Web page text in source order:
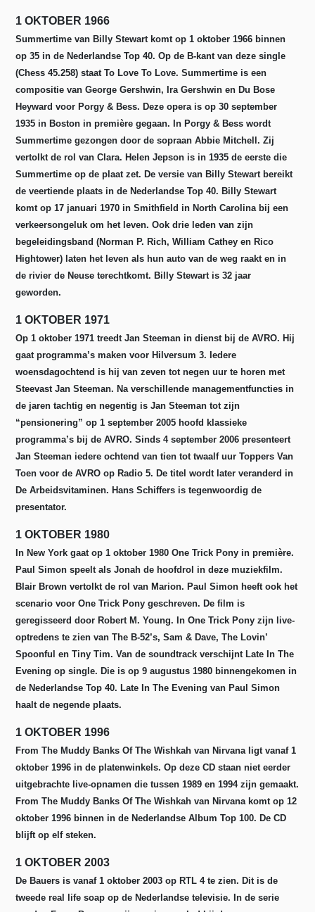
1 OKTOBER 1966
Summertime van Billy Stewart komt op 1 oktober 1966 binnen
op 35 in de Nederlandse Top 40. Op de B-kant van deze single
(Chess 45.258) staat To Love To Love. Summertime is een
compositie van George Gershwin, Ira Gershwin en Du Bose
Heyward voor Porgy & Bess. Deze opera is op 30 september
1935 in Boston in première gegaan. In Porgy & Bess wordt
Summertime gezongen door de sopraan Abbie Mitchell. Zij
vertolkt de rol van Clara. Helen Jepson is in 1935 de eerste die
Summertime op de plaat zet. De versie van Billy Stewart bereikt
de veertiende plaats in de Nederlandse Top 40. Billy Stewart
komt op 17 januari 1970 in Smithfield in North Carolina bij een
verkeersongeluk om het leven. Ook drie leden van zijn
begeleidingsband (Norman P. Rich, William Cathey en Rico
Hightower) laten het leven als hun auto van de weg raakt en in
de rivier de Neuse terechtkomt. Billy Stewart is 32 jaar
geworden.
1 OKTOBER 1971
Op 1 oktober 1971 treedt Jan Steeman in dienst bij de AVRO. Hij
gaat programma’s maken voor Hilversum 3. Iedere
woensdagochtend is hij van zeven tot negen uur te horen met
Steevast Jan Steeman. Na verschillende managementfuncties in
de jaren tachtig en negentig is Jan Steeman tot zijn
“pensionering” op 1 september 2005 hoofd klassieke
programma’s bij de AVRO. Sinds 4 september 2006 presenteert
Jan Steeman iedere ochtend van tien tot twaalf uur Toppers Van
Toen voor de AVRO op Radio 5. De titel wordt later veranderd in
De Arbeidsvitaminen. Hans Schiffers is tegenwoordig de
presentator.
1 OKTOBER 1980
In New York gaat op 1 oktober 1980 One Trick Pony in première.
Paul Simon speelt als Jonah de hoofdrol in deze muziekfilm.
Blair Brown vertolkt de rol van Marion. Paul Simon heeft ook het
scenario voor One Trick Pony geschreven. De film is
geregisseerd door Robert M. Young. In One Trick Pony zijn live-
optredens te zien van The B-52’s, Sam & Dave, The Lovin’
Spoonful en Tiny Tim. Van de soundtrack verschijnt Late In The
Evening op single. Die is op 9 augustus 1980 binnengekomen in
de Nederlandse Top 40. Late In The Evening van Paul Simon
haalt de negende plaats.
1 OKTOBER 1996
From The Muddy Banks Of The Wishkah van Nirvana ligt vanaf 1
oktober 1996 in de platenwinkels. Op deze CD staan niet eerder
uitgebrachte live-opnamen die tussen 1989 en 1994 zijn gemaakt.
From The Muddy Banks Of The Wishkah van Nirvana komt op 12
oktober 1996 binnen in de Nederlandse Album Top 100. De CD
blijft op elf steken.
1 OKTOBER 2003
De Bauers is vanaf 1 oktober 2003 op RTL 4 te zien. Dit is de
tweede real life soap op de Nederlandse televisie. In de serie